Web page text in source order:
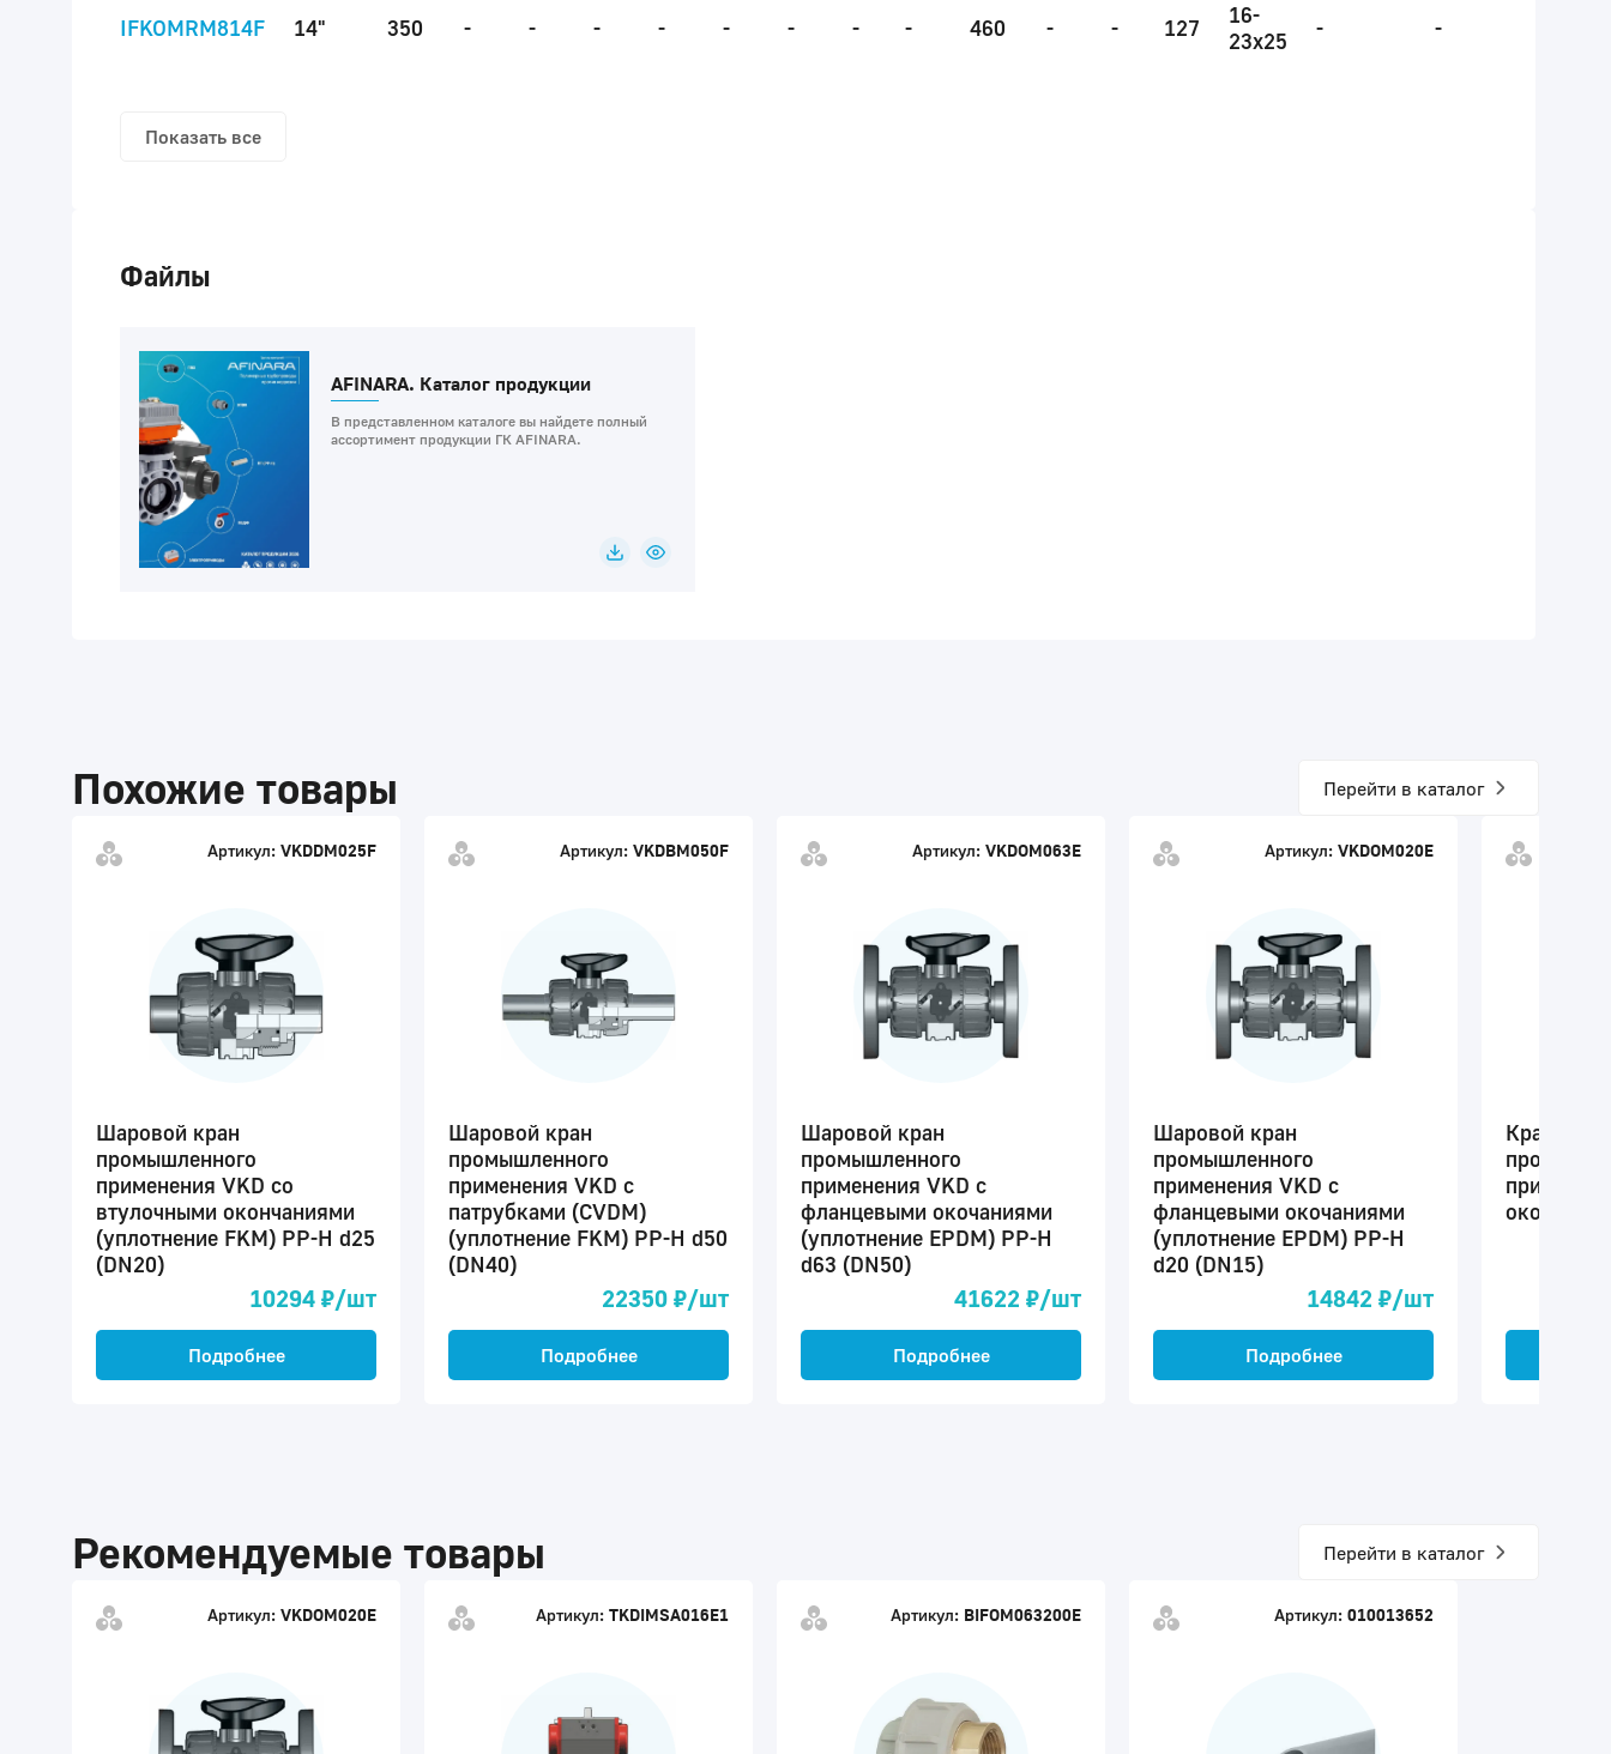
IFKOMRM814F 14" 350 - - - - - - - - 460 - - 127
16-
23x25
- -
Показать все
Файлы
AFINARA. Каталог продукции
В представленном каталоге вы найдете полный
ассортимент продукции ГК AFINARА.
Похожие товары Перейти в каталог
Артикул: VKDDM025F
Шаровой кран
промышленного
применения VKD со
втулочными окончаниями
(уплотнение FKM) PP-H d25
(DN20)
10294 ₽/шт
Подробнее
Артикул: VKDBM050F
Шаровой кран
промышленного
применения VKD с
патрубками (CVDM)
(уплотнение FKM) PP-H d50
(DN40)
22350 ₽/шт
Подробнее
Артикул: VKDOM063E
Шаровой кран
промышленного
применения VKD с
фланцевыми окочаниями
(уплотнение EPDM) PP-H
d63 (DN50)
41622 ₽/шт
Подробнее
Артикул: VKDOM020E
Шаровой кран
промышленного
применения VKD с
фланцевыми окочаниями
(уплотнение EPDM) PP-H
d20 (DN15)
14842 ₽/шт
Подробнее
Кран
Рекомендуемые товары Перейти в каталог
Артикул: VKDOM020E Артикул: TKDIMSA016E1 Артикул: BIFOM063200E Артикул: 010013652